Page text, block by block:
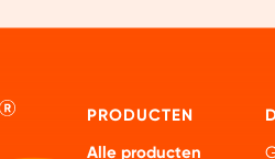
PRODUCTEN
Alle producten